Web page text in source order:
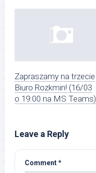
Zapraszamy na trzecie
Biuro Rozkmin! (16/03
o 19:00 na MS Teams)
Leave a Reply
Comment*